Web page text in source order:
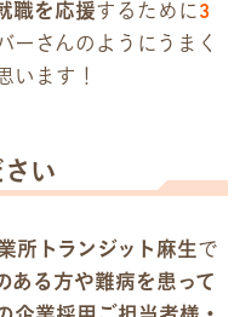
職を応援するために3
ーさんのようにうまく
います！
い
所トランジット麻生で
ある方や難病を患って